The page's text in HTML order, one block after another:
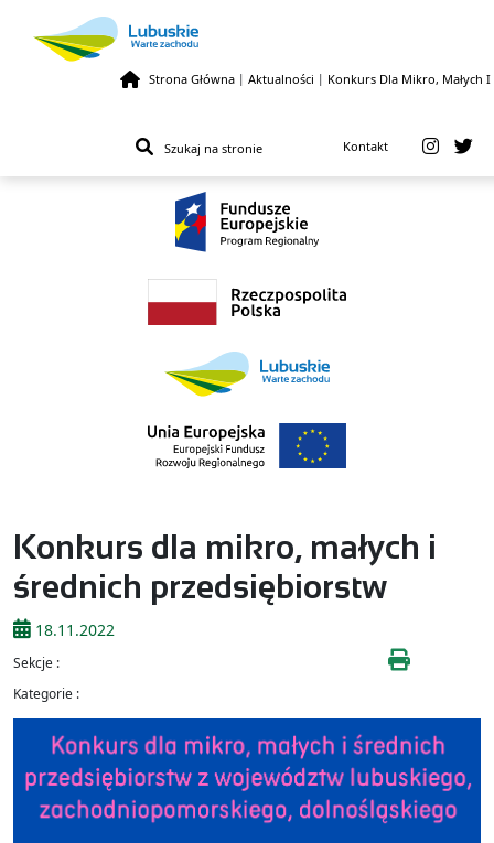
Strona Główna| Aktualności | Konkurs Dla Mikro, Małych
Kontakt
Konkurs dla mikro, małych i
średnich przedsiębiorstw
18.11.2022
Sekcje :
Kategorie :